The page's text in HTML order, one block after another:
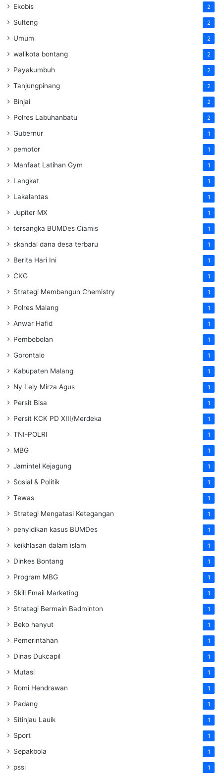
Ekobis 2
Sulteng 2
Umum 2
walikota bontang 2
Payakumbuh 2
Tanjungpinang 2
Binjai 2
Polres Labuhanbatu 2
Gubernur 1
pemotor 1
Manfaat Latihan Gym 1
Langkat 1
Lakalantas 1
Jupiter MX 1
tersangka BUMDes Ciamis 1
skandal dana desa terbaru 1
Berita Hari Ini 1
CKG 1
Strategi Membangun Chemistry 1
Polres Malang 1
Anwar Hafid 1
Pembobolan 1
Gorontalo 1
Kabupaten Malang 1
Ny Lely Mirza Agus 1
Persit Bisa 1
Persit KCK PD XIII/Merdeka 1
TNI-POLRI 1
MBG 1
Jamintel Kejagung 1
Sosial & Politik 1
Tewas 1
Strategi Mengatasi Ketegangan 1
penyidikan kasus BUMDes 1
keikhlasan dalam islam 1
Dinkes Bontang 1
Program MBG 1
Skill Email Marketing 1
Strategi Bermain Badminton 1
Beko hanyut 1
Pemerintahan 1
Dinas Dukcapil 1
Mutasi 1
Romi Hendrawan 1
Padang 1
Sitinjau Lauik 1
Sport 1
Sepakbola 1
pssi 1